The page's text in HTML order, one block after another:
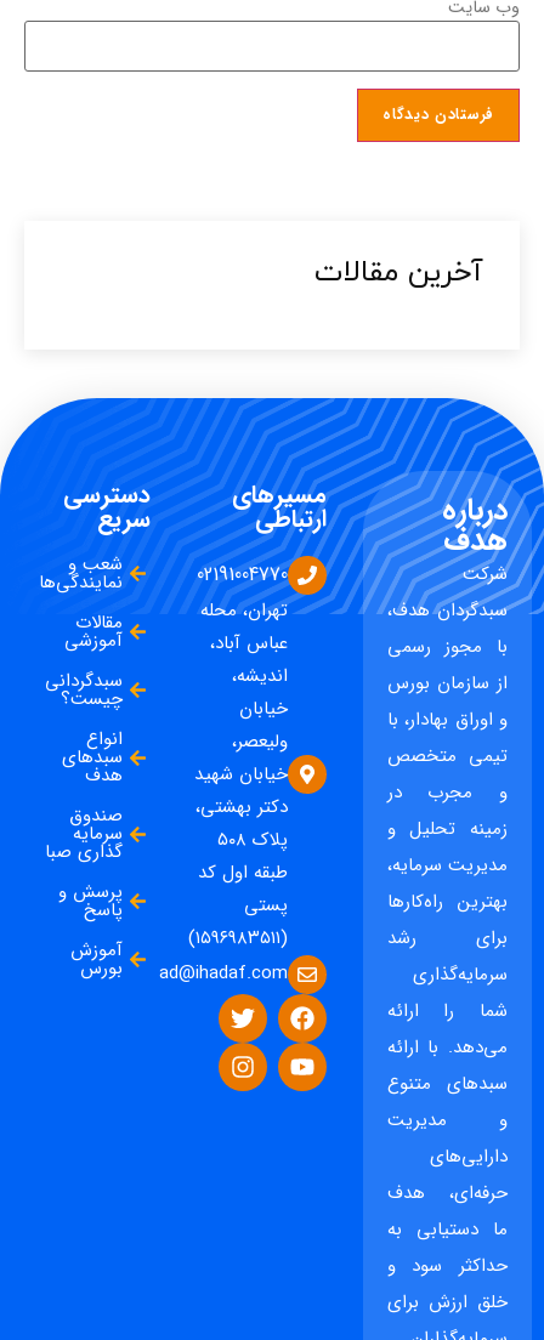
وب‌ سایت
آخرین مقالات​
درباره
هدف
شرکت
سبدگردان هدف،
با مجوز رسمی
از سازمان بورس
و اوراق بهادار، با
تیمی متخصص
و مجرب در
زمینه تحلیل و
مدیریت سرمایه،
بهترین راه‌کارها
برای رشد
سرمایه‌گذاری
شما را ارائه
می‌دهد. با ارائه
سبدهای متنوع
و مدیریت
دارایی‌های
حرفه‌ای، هدف
ما دستیابی به
حداکثر سود و
خلق ارزش برای
مسیرهای
ارتباطی
02191004770
تهران، محله
عباس آباد،
اندیشه،
خیابان
ولیعصر،
خیابان شهید
دکتر بهشتی،
پلاک ۵۰۸
طبقه اول کد
پستی
(۱۵۹۶۹۸۳۵۱۱)
ad@ihadaf.com
دسترسی
سریع
شعب و
نمایندگی‌ها
مقالات
آموزشی
سبدگردانی
چیست؟
انواع
سبدهای
هدف
صندوق
سرمایه
گذاری صبا
پرسش و
پاسخ
آموزش
بورس